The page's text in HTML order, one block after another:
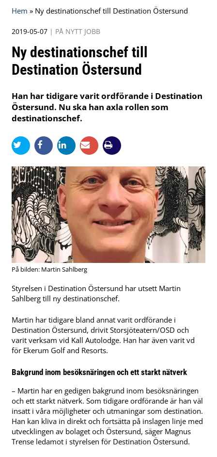
Hem » Ny destinationschef till Destination Östersund
2019-05-07 | PÅ NYTT JOBB
Ny destinationschef till
Destination Östersund
Han har tidigare varit ordförande i Destination
Östersund. Nu ska han axla rollen som
destinationschef.
På bilden: Martin Sahlberg
Styrelsen i Destination Östersund har utsett Martin
Sahlberg till ny destinationschef.
Martin har tidigare bland annat varit ordförande i
Destination Östersund, drivit Storsjöteatern/OSD och
varit verksam vid Kall Autolodge. Han har även varit vd
för Ekerum Golf and Resorts.
Bakgrund inom besöksnäringen och ett starkt nätverk
– Martin har en gedigen bakgrund inom besöksnäringen
och ett starkt nätverk. Som tidigare ordförande är han väl
insatt i våra möjligheter och utmaningar som destination.
Han kan kliva in direkt och fortsätta på inslagen linje med
utvecklingen av bolaget och Östersund, säger Magnus
Trense ledamot i styrelsen för Destination Östersund.